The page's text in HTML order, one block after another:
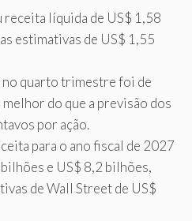
receita líquida de US$ 1,58
estimativas de US$ 1,55
quarto trimestre foi de
do que a previsão dos
por ação.
para o ano fiscal de 2027
e US$ 8,2 bilhões,
de Wall Street de US$